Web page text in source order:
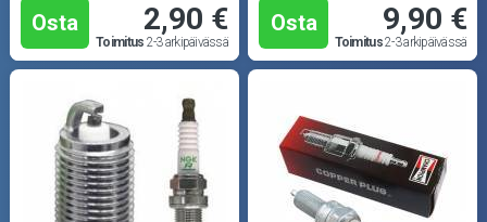
Osta 2,90 €
Toimitus 2-3 arkipäivässä
Osta 9,90 €
Toimitus2-3 arkipäivässä